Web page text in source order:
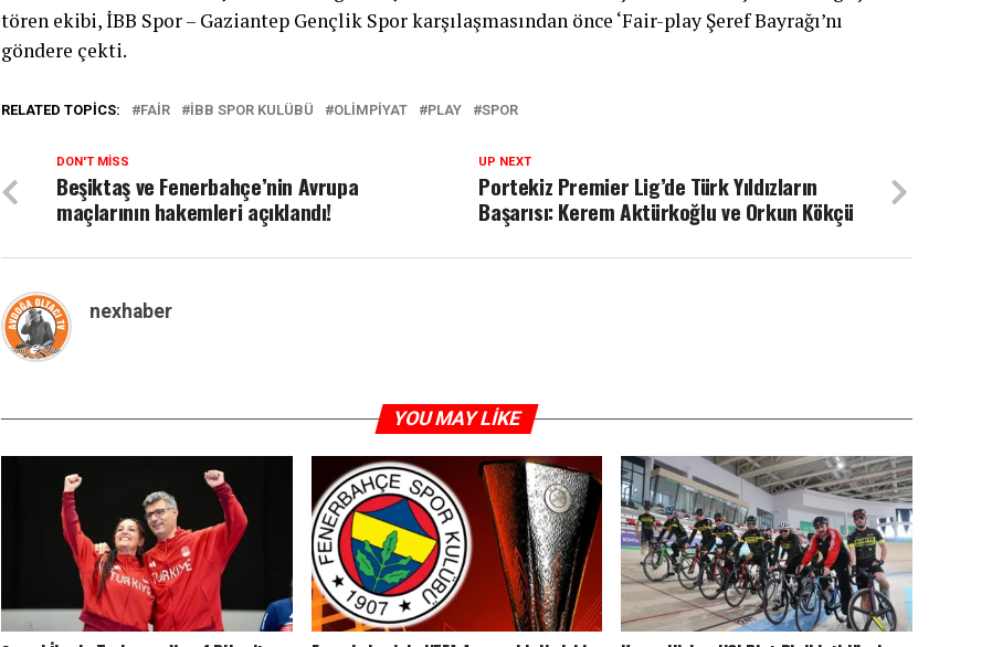
tören ekibi, İBB Spor – Gaziantep Gençlik Spor karşılaşmasından önce ‘Fair-play Şeref Bayrağı’nı
göndere çekti.
RELATED TOPICS: FAIR İBB SPOR KULÜBÜ OLIMPIYAT PLAY SPOR
UP NEXT
Portekiz Premier Lig’de Türk Yıldızların
Başarısı: Kerem Aktürkoğlu ve Orkun Kökçü
DON'T MISS
Beşiktaş ve Fenerbahçe’nin Avrupa
maçlarının hakemleri açıklandı!
nexhaber
YOU MAY LIKE